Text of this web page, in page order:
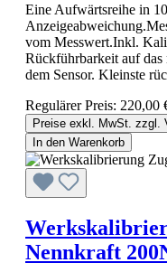
Eine Aufwärtsreihe in
vom Messwert.Inkl.
Rückführbarkeit auf
dem Sensor. Kleinste
Regulärer Preis: 220,00
Preise exkl. MwSt. zzgl.
In den Warenkorb
Nennkraft